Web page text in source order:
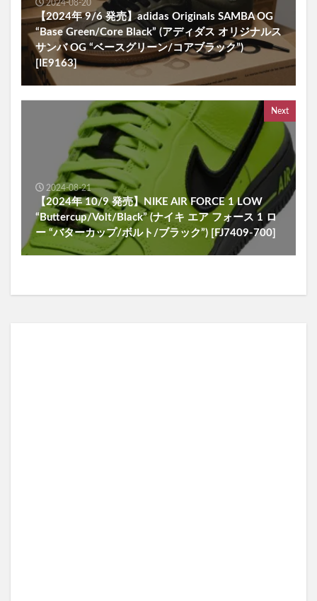
2024-08-20
【2024年 9/6 発売】adidas Originals SAMBA OG
“Base Green/Core Black” (アディダス オリジナルス
サンバ OG “ベースグリーン/コアブラック”)
[IE9163]
Next
2024-08-21
【2024年 10/9 発売】NIKE AIR FORCE 1 LOW
“Buttercup/Volt/Black” (ナイキ エア フォース 1 ロ
ー “バターカップ/ボルト/ブラック”) [FJ7409-700]